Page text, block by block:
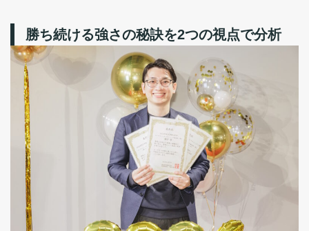
勝ち続ける強さの秘訣を2つの視点で分析